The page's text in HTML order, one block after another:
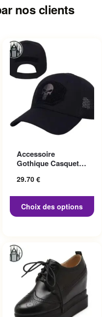
nos clients
Accessoire
Gothique Casquette
29.70 €
Choix des options
variations. Les options
peuvent être choisies sur la
page du produit